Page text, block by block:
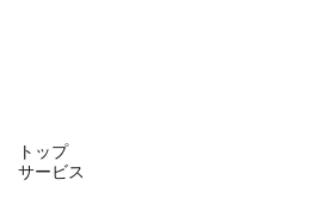
トップ
サービス